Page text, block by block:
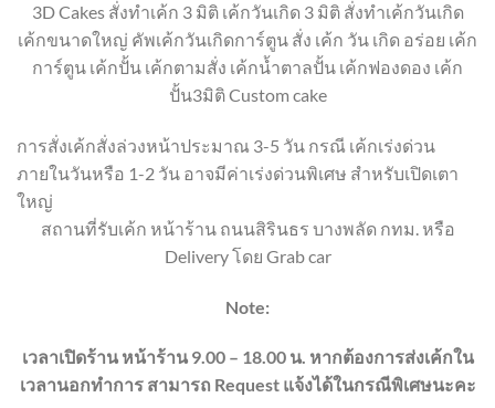
3D Cakes สั่งทำเค้ก 3 มิติ เค้กวันเกิด 3 มิติ สั่งทำเค้กวันเกิด
เค้กขนาดใหญ่ คัพเค้กวันเกิดการ์ตูน สั่ง เค้ก วัน เกิด อร่อย เค้ก
การ์ตูน เค้กปั้น เค้กตามสั่ง เค้กน้ำตาลปั้น เค้กฟองดอง เค้ก
ปั้น3มิติ Custom cake
การสั่งเค้กสั่งล่วงหน้าประมาณ 3-5 วัน กรณี เค้กเร่งด่วน
ภายในวันหรือ 1-2 วัน อาจมีค่าเร่งด่วนพิเศษ สำหรับเปิดเตา
ใหญ่
สถานที่รับเค้ก หน้าร้าน ถนนสิรินธร บางพลัด กทม. หรือ
Delivery โดย Grab car
Note:
เวลาเปิดร้าน หน้าร้าน 9.00 – 18.00 น. หากต้องการส่งเค้กใน
เวลานอกทำการ สามารถ Request แจ้งได้ในกรณีพิเศษนะคะ